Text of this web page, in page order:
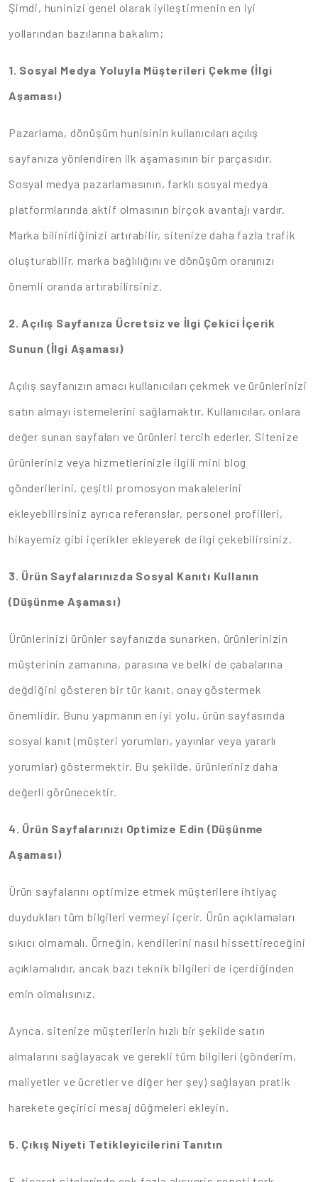
Şimdi, huninizi genel olarak iyileştirmenin en iyi
yollarından bazılarına bakalım;
1. Sosyal Medya Yoluyla Müşterileri Çekme (İlgi
Aşaması)
Pazarlama, dönüşüm hunisinin kullanıcıları açılış
sayfanıza yönlendiren ilk aşamasının bir parçasıdır.
Sosyal medya pazarlamasının, farklı sosyal medya
platformlarında aktif olmasının birçok avantajı vardır.
Marka bilinirliğinizi artırabilir, sitenize daha fazla trafik
oluşturabilir, marka bağlılığını ve dönüşüm oranınızı
önemli oranda artırabilirsiniz.
2. Açılış Sayfanıza Ücretsiz ve İlgi Çekici İçerik
Sunun (İlgi Aşaması)
Açılış sayfanızın amacı kullanıcıları çekmek ve ürünlerinizi
satın almayı istemelerini sağlamaktır. Kullanıcılar, onlara
değer sunan sayfaları ve ürünleri tercih ederler. Sitenize
ürünleriniz veya hizmetlerinizle ilgili mini blog
gönderilerini, çeşitli promosyon makalelerini
ekleyebilirsiniz ayrıca referanslar, personel profilleri,
hikayemiz gibi içerikler ekleyerek de ilgi çekebilirsiniz.
3. Ürün Sayfalarınızda Sosyal Kanıtı Kullanın
(Düşünme Aşaması)
Ürünlerinizi ürünler sayfanızda sunarken, ürünlerinizin
müşterinin zamanına, parasına ve belki de çabalarına
değdiğini gösteren bir tür kanıt, onay göstermek
önemlidir. Bunu yapmanın en iyi yolu, ürün sayfasında
sosyal kanıt (müşteri yorumları, yayınlar veya yararlı
yorumlar) göstermektir. Bu şekilde, ürünleriniz daha
değerli görünecektir.
4. Ürün Sayfalarınızı Optimize Edin (Düşünme
Aşaması)
Ürün sayfalarını optimize etmek müşterilere ihtiyaç
duydukları tüm bilgileri vermeyi içerir. Ürün açıklamaları
sıkıcı olmamalı. Örneğin, kendilerini nasıl hissettireceğini
açıklamalıdır, ancak bazı teknik bilgileri de içerdiğinden
emin olmalısınız.
Ayrıca, sitenize müşterilerin hızlı bir şekilde satın
almalarını sağlayacak ve gerekli tüm bilgileri (gönderim,
maliyetler ve ücretler ve diğer her şey) sağlayan pratik
harekete geçirici mesaj düğmeleri ekleyin.
5. Çıkış Niyeti Tetikleyicilerini Tanıtın